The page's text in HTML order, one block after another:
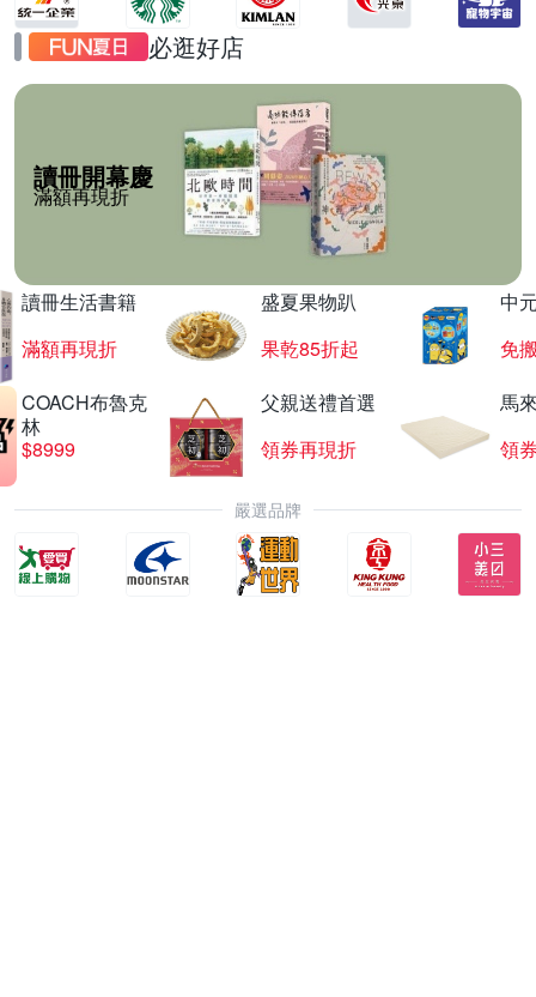
必逛好店
讀冊開幕慶
滿額再現折
讀冊生活書籍
滿額再現折
盛夏果物趴
果乾85折起
中
免
COACH布魯克
林
$8999
父親送禮首選
領券再現折
馬
領
嚴選品牌